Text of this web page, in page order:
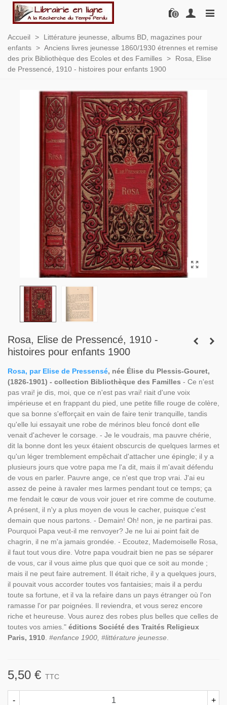
0
Accueil >
Littérature jeunesse, albums BD, magazines pour
enfants > Anciens livres jeunesse 1860/1930 étrennes et remise
des prix Bibliothèque des Ecoles et des Familles >
Rosa, Elise
de Pressencé, 1910 - histoires pour enfants 1900
Rosa, Elise de Pressencé, 1910 -
histoires pour enfants 1900
Rosa, par Elise de Pressensé, née Élise du Plessis-Gouret,
(1826-1901) - collection Bibliothèque des Familles - Ce n'est
pas vrai! je dis, moi, que ce n'est pas vrai! riait d'une voix
impérieuse et en frappant du pied, une petite fille rouge de colère,
que sa bonne s'efforçait en vain de faire tenir tranquille, tandis
qu'elle lui essayait une robe de mérinos bleu foncé dont elle
venait d'achever le corsage. - Je le voudrais, ma pauvre chérie,
dit la bonne dont les yeux étaient obscurcis de quelques larmes et
qu'un léger tremblement empêchait d'attacher une épingle; il y a
plusieurs jours que votre papa me l'a dit, mais il m'avait défendu
de vous en parler. Pauvre ange, ce n'est que trop vrai. J'ai eu
assez de peine à ravaler mes larmes pendant tout ce temps; ça
me fendait le cœur de vous voir jouer et rire comme de coutume.
A présent, il n'y a plus moyen de vous le cacher, puisque c'est
demain que nous partons. - Demain! Oh! non, je ne partirai pas.
Pourquoi Papa veut-il me renvoyer? Je ne lui ai point fait de
chagrin, il ne m'a jamais grondée. - Ecoutez, Mademoiselle Rosa,
il faut tout vous dire. Votre papa voudrait bien ne pas se séparer
de vous, car il vous aime plus que quoi que ce soit au monde ;
mais il ne peut faire autrement. Il était riche, il y a quelques jours,
il pouvait vous accorder toutes vos fantaisies; mais il a perdu
toute sa fortune, et il va la refaire dans un pays étranger où l'on
ramasse l'or par poignées. Il reviendra, et vous serez encore
riche et heureuse. Vous aurez des robes plus belles que celles de
toutes vos amies." éditions Société des Traités Religieux
Paris, 1910 #enfance 1900, #littérature jeunesse
5,50 € TTC
- +